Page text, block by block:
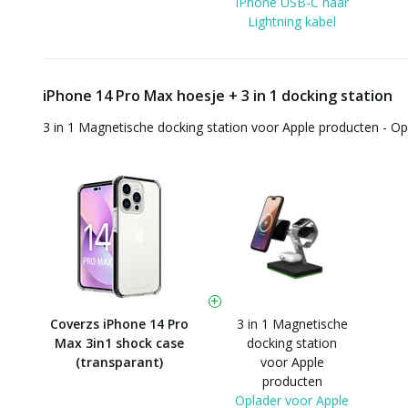
Lightning kabel
iPhone 14 Pro Max hoesje + 3 in 1 docking station
3 in 1 Magnetische docking station voor Apple producten -
Coverzs iPhone 14 Pro
Max 3in1 shock case
(transparant)
3 in 1 Magnetische
docking station
voor Apple
producten
Oplader voor Apple